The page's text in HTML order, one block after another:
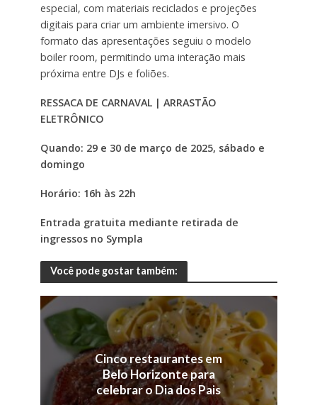
especial, com materiais reciclados e projeções
digitais para criar um ambiente imersivo. O
formato das apresentações seguiu o modelo
boiler room, permitindo uma interação mais
próxima entre DJs e foliões.
RESSACA DE CARNAVAL | ARRASTÃO
ELETRÔNICO
Quando: 29 e 30 de março de 2025, sábado e
domingo
Horário: 16h às 22h
Entrada gratuita mediante retirada de
ingressos no Sympla
Você pode gostar também:
Cinco restaurantes em
Belo Horizonte para
celebrar o Dia dos Pais